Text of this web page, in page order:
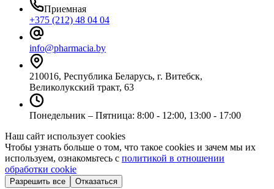
Приемная
+375 (212) 48 04 04
info@pharmacia.by
210016, Республика Беларусь, г. Витебск,
Великолукский тракт, 63
Понедельник – Пятница: 8:00 - 12:00, 13:00 - 17:00
Наш сайт использует cookies
Чтобы узнать больше о том, что такое cookies и зачем мы их
используем, ознакомьтесь с политикой в отношении
обработки cookie
Разрешить все Отказаться